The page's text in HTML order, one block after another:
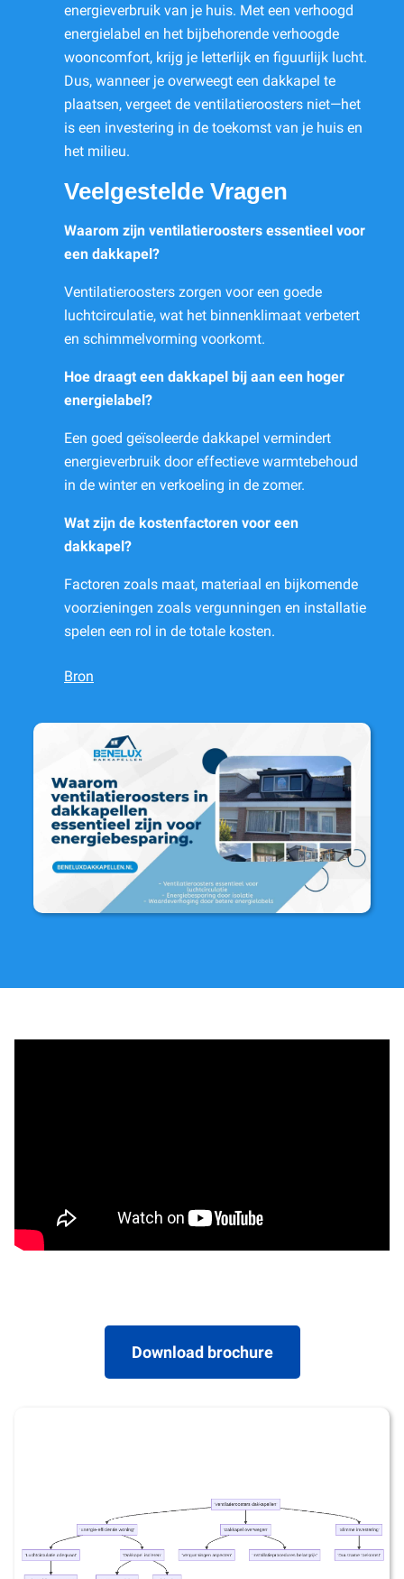
energieverbruik van je huis. Met een verhoogd
energielabel en het bijbehorende verhoogde
wooncomfort, krijg je letterlijk en figuurlijk lucht.
Dus, wanneer je overweegt een dakkapel te
plaatsen, vergeet de ventilatieroosters niet—het
is een investering in de toekomst van je huis en
het milieu.
Veelgestelde Vragen
Waarom zijn ventilatieroosters essentieel voor
een dakkapel?
Ventilatieroosters zorgen voor een goede
luchtcirculatie, wat het binnenklimaat verbetert
en schimmelvorming voorkomt.
Hoe draagt een dakkapel bij aan een hoger
energielabel?
Een goed geïsoleerde dakkapel vermindert
energieverbruik door effectieve warmtebehoud
in de winter en verkoeling in de zomer.
Wat zijn de kostenfactoren voor een
dakkapel?
Factoren zoals maat, materiaal en bijkomende
voorzieningen zoals vergunningen en installatie
spelen een rol in de totale kosten.
Bron
Download brochure